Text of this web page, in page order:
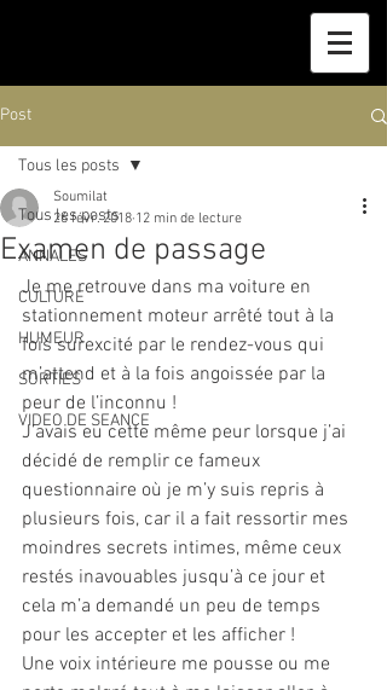
Post
Tous les posts
ANNALES
CULTURE
HUMEUR
SORTIES
VIDEO DE SEANCE
Tous les posts
Examen de passage
Soumilat
26 févr. 2018 12 min de lecture
Je me retrouve dans ma voiture en
stationnement moteur arrêté tout à la
fois surexcité par le rendez-vous qui
m’attend et à la fois angoissée par la
peur de l’inconnu !
J’avais eu cette même peur lorsque j’ai
décidé de remplir ce fameux
questionnaire où je m’y suis repris à
plusieurs fois, car il a fait ressortir mes
moindres secrets intimes, même ceux
restés inavouables jusqu’à ce jour et
cela m’a demandé un peu de temps
pour les accepter et les afficher !
Une voix intérieure me pousse ou me